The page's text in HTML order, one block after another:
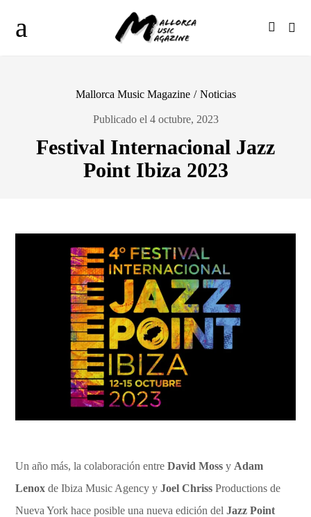
Mallorca Music Magazine / Noticias
Publicado el 4 octubre, 2023
Festival Internacional Jazz
Point Ibiza 2023
Un año más, la colaboración entreDavid Moss y Adam
Lenox de Ibiza Music Agency yJoel Chriss Productions de
Nueva York hace posible una nueva edición delJazz Point